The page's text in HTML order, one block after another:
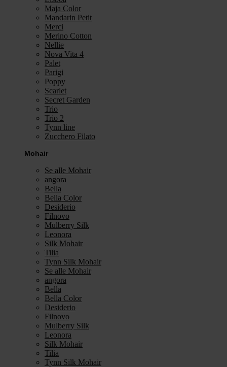
Maja Color
Mandarin Petit
Merci
Merino Cotton
Nellie
Nova Vita 4
Palet
Parigi
Poppy
Scarlet
Secret Garden
Trio
Trio 2
Tynn line
Zucchero Filato
Mohair
Se alle Mohair
angora
Bella
Bella Color
Desiderio
Filnovo
Mulberry Silk
Leonora
Silk Mohair
Tilia
Tynn Silk Mohair
Se alle Mohair
angora
Bella
Bella Color
Desiderio
Filnovo
Mulberry Silk
Leonora
Silk Mohair
Tilia
Tynn Silk Mohair